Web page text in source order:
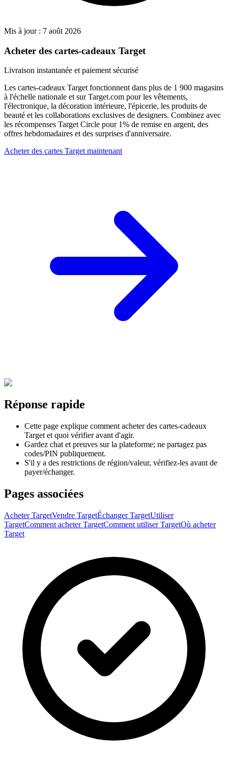
Mis à jour : 7 août 2026
Acheter des cartes-cadeaux Target
Livraison instantanée et paiement sécurisé
Les cartes-cadeaux Target fonctionnent dans plus de 1 900 magasins
à l'échelle nationale et sur Target.com pour les vêtements,
l'électronique, la décoration intérieure, l'épicerie, les produits de
beauté et les collaborations exclusives de designers. Combinez avec
les récompenses Target Circle pour 1% de remise en argent, des
offres hebdomadaires et des surprises d'anniversaire.
Acheter des cartes Target maintenant
Réponse rapide
Cette page explique comment acheter des cartes-cadeaux
Target et quoi vérifier avant d'agir.
Gardez chat et preuves sur la plateforme; ne partagez pas
codes/PIN publiquement.
S'il y a des restrictions de région/valeur, vérifiez-les avant de
payer/échanger.
Pages associées
Acheter TargetVendre TargetÉchanger TargetUtiliser
TargetComment acheter TargetComment utiliser TargetOù acheter
Target